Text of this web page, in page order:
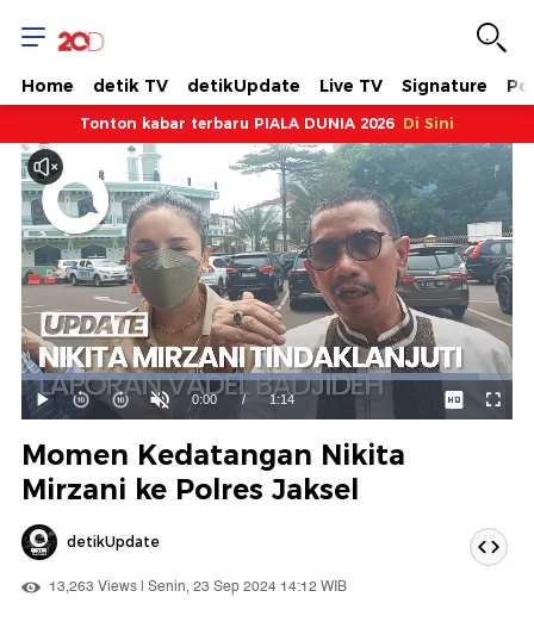
Home detik TV detikUpdate Live TV Signature
Tonton kabar terbaru PIALA DUNIA 2026 Di Sini
Mainkan
Suara
Hidup
Waktu
0:00 / Durasi
1:14
Dimuat:
93.21%
Momen Kedatangan Nikita
Mirzani ke Polres Jaksel
detikUpdate
13,263 Views | Senin, 23 Sep 2024 14:12 WIB